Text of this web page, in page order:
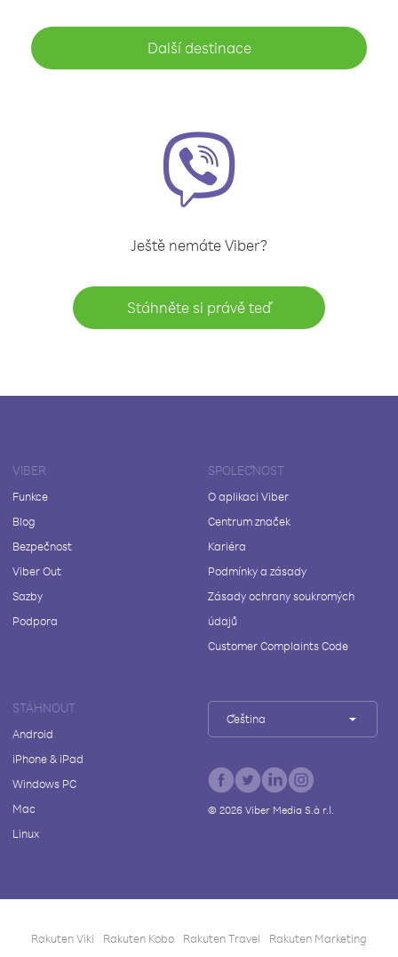
Další destinace
Ještě nemáte Viber?
Stáhněte si právě teď
VIBER
Funkce
Blog
Bezpečnost
Viber Out
Sazby
Podpora
SPOLEČNOST
O aplikaci Viber
Centrum značek
Kariéra
Podmínky a zásady
Zásady ochrany soukromých
údajů
Customer Complaints Code
STÁHNOUT
Android
iPhone & iPad
Windows PC
Mac
Linux
Čeština
© 2026Viber Media S.à r.l.
Rakuten Viki Rakuten Kobo Rakuten Travel Rakuten Marketing